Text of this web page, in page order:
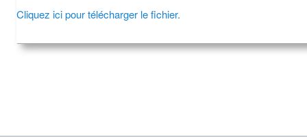
Cliquez ici pour télécharger le fichier.